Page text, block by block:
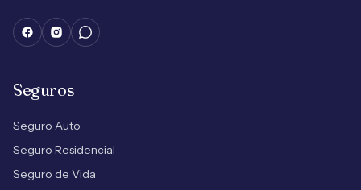
Seguros
Seguro Auto
Seguro Residencial
Seguro de Vida